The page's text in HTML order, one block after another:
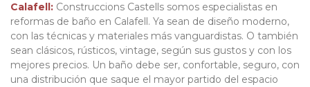
Calafell: Construccions Castells somos especialistas en
reformas de baño en Calafell. Ya sean de diseño moderno,
con las técnicas y materiales más vanguardistas. O también
sean clásicos, rústicos, vintage, según sus gustos y con los
mejores precios. Un baño debe ser, confortable, seguro, con
una distribución que saque el mayor partido del espacio